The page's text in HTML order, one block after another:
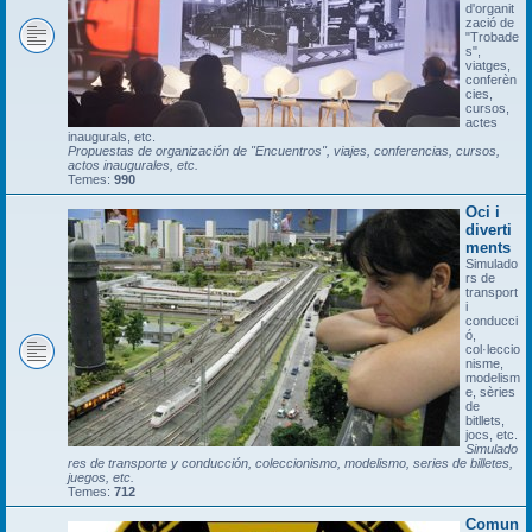
d'organit
zació de
"Trobade
s",
viatges,
conferèn
cies,
cursos,
actes
inaugurals, etc.
Propuestas de organización de "Encuentros", viajes, conferencias, cursos,
actos inaugurales, etc.
Temes: 990
Oci i
diverti
ments
Simulado
rs de
transport
i
conducci
ó,
col·leccio
nisme,
modelism
e, sèries
de
bitllets,
jocs, etc.
Simulado
res de transporte y conducción, coleccionismo, modelismo, series de billetes,
juegos, etc.
Temes: 712
Comun